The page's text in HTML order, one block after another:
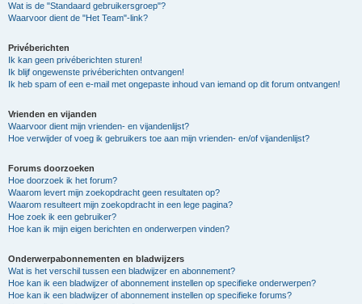
Wat is de "Standaard gebruikersgroep"?
Waarvoor dient de "Het Team"-link?
Privéberichten
Ik kan geen privéberichten sturen!
Ik blijf ongewenste privéberichten ontvangen!
Ik heb spam of een e-mail met ongepaste inhoud van iemand op dit forum ontvangen!
Vrienden en vijanden
Waarvoor dient mijn vrienden- en vijandenlijst?
Hoe verwijder of voeg ik gebruikers toe aan mijn vrienden- en/of vijandenlijst?
Forums doorzoeken
Hoe doorzoek ik het forum?
Waarom levert mijn zoekopdracht geen resultaten op?
Waarom resulteert mijn zoekopdracht in een lege pagina?
Hoe zoek ik een gebruiker?
Hoe kan ik mijn eigen berichten en onderwerpen vinden?
Onderwerpabonnementen en bladwijzers
Wat is het verschil tussen een bladwijzer en abonnement?
Hoe kan ik een bladwijzer of abonnement instellen op specifieke onderwerpen?
Hoe kan ik een bladwijzer of abonnement instellen op specifieke forums?